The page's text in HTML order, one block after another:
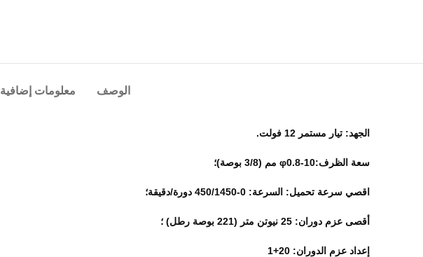
الوصف معلومات إضافية
الجهد: تيار مستمر 12 فولت.
سعة الظرف:φ0.8-10 مم (3/8 بوصة)؛
اقصي سرعة تحميل: السرعة: 0-450/1450 دورة/دقيقة؛
أقصى عزم دوران: 25 نيوتن متر (221 بوصة رطل) ؛
إعداد عزم الدوران: 20+1